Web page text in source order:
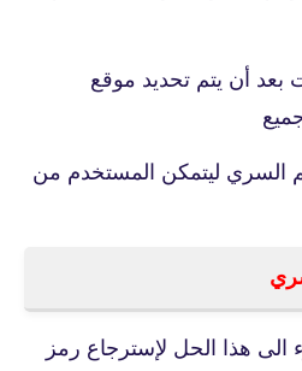
بعد أن يتم تحديد موقع
السري ليتمكن المستخدم من
الى هذا الحل لإسترجاع رمز